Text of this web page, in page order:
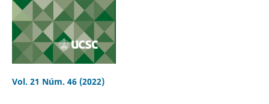
Vol. 21 Núm. 46 (2022)